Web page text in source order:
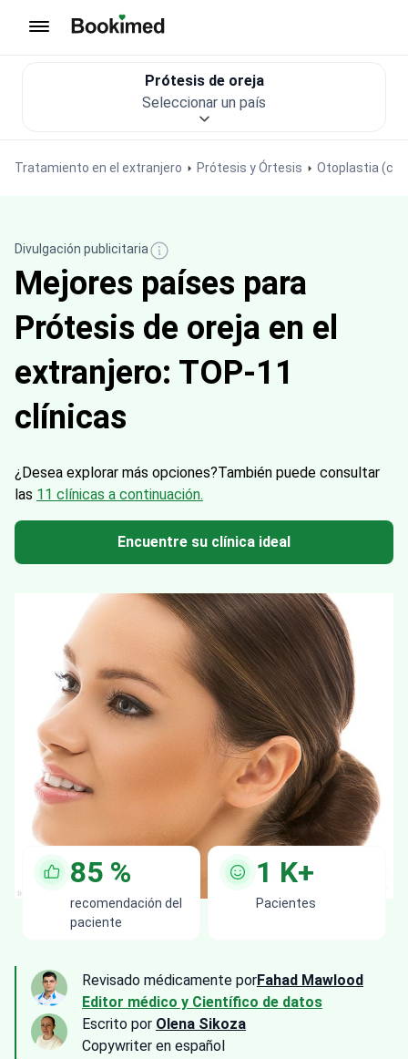
Tratamiento en el extranjero Prótesis y Órtesis Otoplastia
Prótesis de oreja
Seleccionar un país
Divulgación publicitaria
Mejores países para
Prótesis de oreja en el
extranjero: TOP-11
clínicas
¿Desea explorar más opciones?También puede consultar
las 11 clínicas a continuación.
Encuentre su clínica ideal
85 %
recomendación del
paciente
1 K+
Pacientes
Revisado médicamente porFahad Mawlood
Editor médico y Científico de datos
Escrito por Olena Sikoza
Сopywriter en español